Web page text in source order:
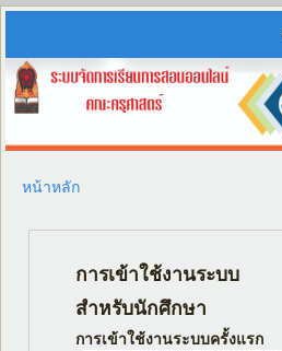
หน้าหลัก
การเข้าใช้งานระบบ
สำหรับนักศึกษา
การเข้าใช้งานระบบครั้งแรก